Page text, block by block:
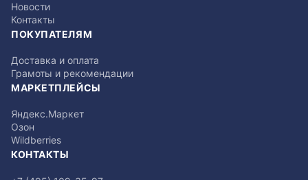
Новости
Контакты
ПОКУПАТЕЛЯМ
Доставка и оплата
Грамоты и рекомендации
МАРКЕТПЛЕЙСЫ
Яндекс.Маркет
Озон
Wildberries
КОНТАКТЫ